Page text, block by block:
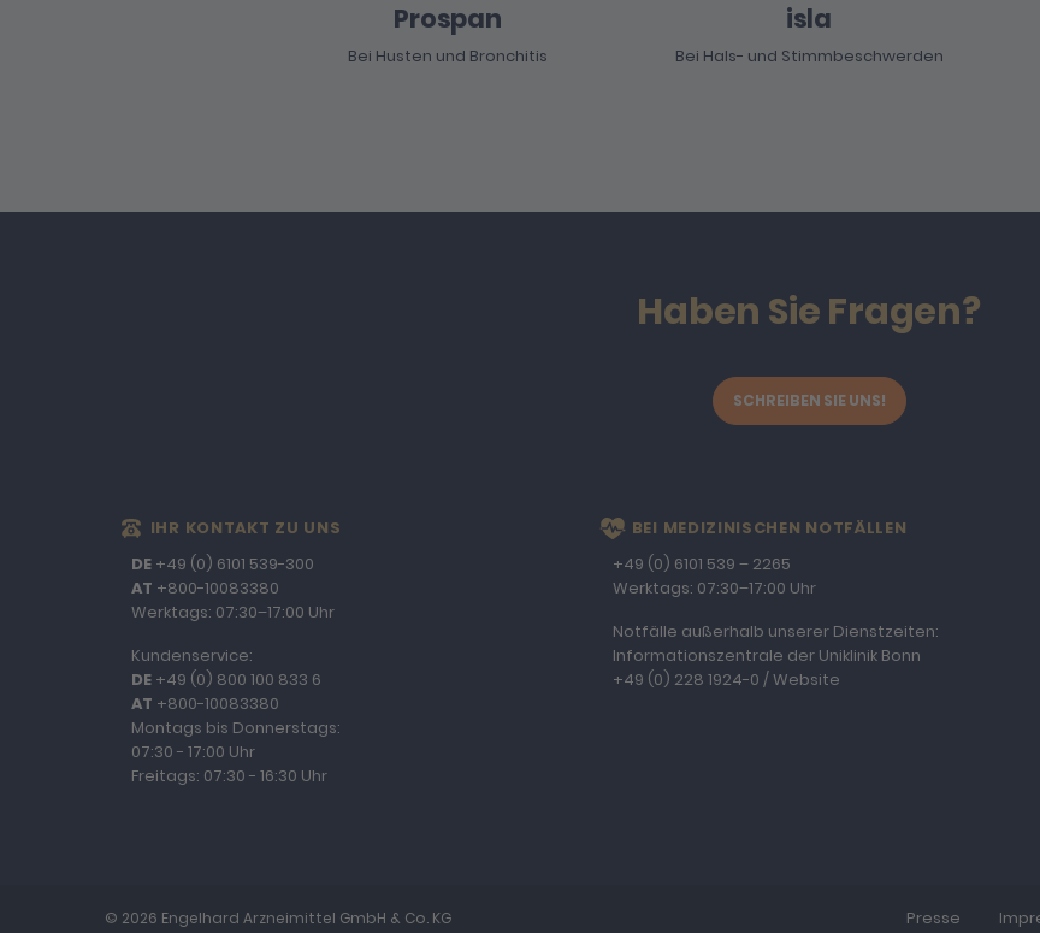
Prospan
Bei Husten und Bronchitis
isla
Bei Hals- und Stimmbeschwerden
Haben Sie Fragen?
SCHREIBEN SIE UNS!
IHR KONTAKT ZU UNS
DE +49 (0) 6101 539-300
AT +800-10083380
Werktags: 07:30–17:00 Uhr
Kundenservice:
DE +49 (0) 800 100 833 6
AT +800-10083380
Montags bis Donnerstags:
07:30 - 17:00 Uhr
Freitags: 07:30 - 16:30 Uhr
BEI MEDIZINISCHEN NOTFÄLLEN
+49 (0) 6101 539 – 2265
Werktags: 07:30–17:00 Uhr
Notfälle außerhalb unserer Dienstzeiten:
Informationszentrale der Uniklinik Bonn
+49 (0) 228 1924-0 /Website
© 2026 Engelhard Arzneimittel GmbH & Co. KG Presse